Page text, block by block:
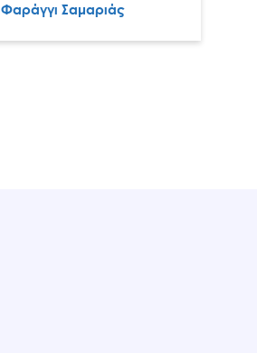
Φαράγγι Σαμαριάς